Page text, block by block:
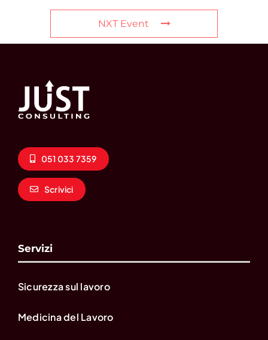
NXT Event
051 033 7359
Scrivici
Servizi
Sicurezza sul lavoro
Medicina del Lavoro